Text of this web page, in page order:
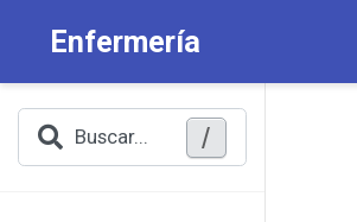
Enfermería
Buscar... /